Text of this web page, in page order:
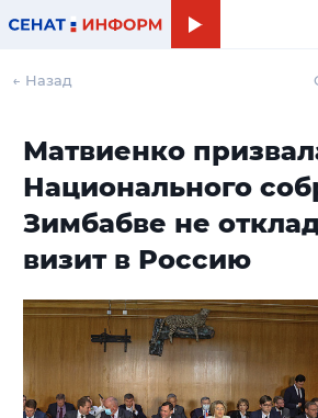
← Назад
Матвиенко
Национального
Зимбабве не
визит в Россию